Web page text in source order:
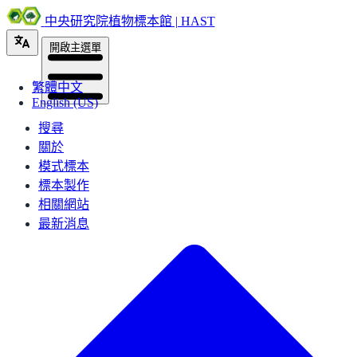
中央研究院植物標本館 | HAST
繁體中文
English (US)
開啟主選單
搜尋
關於
模式標本
標本製作
相關網站
最新消息